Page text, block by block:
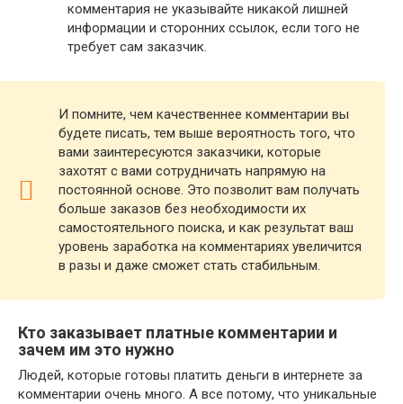
комментария не указывайте никакой лишней
информации и сторонних ссылок, если того не
требует сам заказчик.
И помните, чем качественнее комментарии вы
будете писать, тем выше вероятность того, что
вами заинтересуются заказчики, которые
захотят с вами сотрудничать напрямую на
постоянной основе. Это позволит вам получать
больше заказов без необходимости их
самостоятельного поиска, и как результат ваш
уровень заработка на комментариях увеличится
в разы и даже сможет стать стабильным.
Кто заказывает платные комментарии и
зачем им это нужно
Людей, которые готовы платить деньги в интернете за
комментарии очень много. А все потому, что уникальные